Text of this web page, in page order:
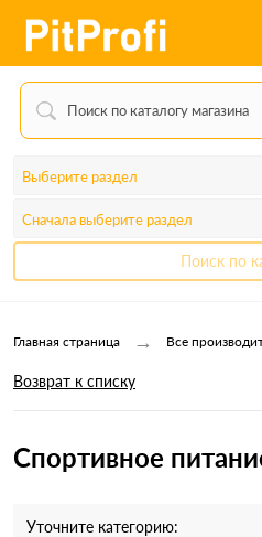
Выберите раздел
Сначала выберите раздел
Поиск по
Главная страница → Все
Возврат к списку
Спортивное
Уточните категорию: